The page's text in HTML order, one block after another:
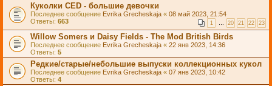
Куколки CED - большие девочки
Последнее сообщение Evrika Grecheskaja « 08 май 2023, 21:54
Ответы: 663 1 … 20 21 22 23
Willow Somers и Daisy Fields - The Mod British Birds
Последнее сообщение Evrika Grecheskaja « 22 янв 2023, 14:36
Ответы: 5
Редкие/старые/небольшие выпуски коллекционных кукол
Последнее сообщение Evrika Grecheskaja « 07 янв 2023, 10:42
Ответы: 4